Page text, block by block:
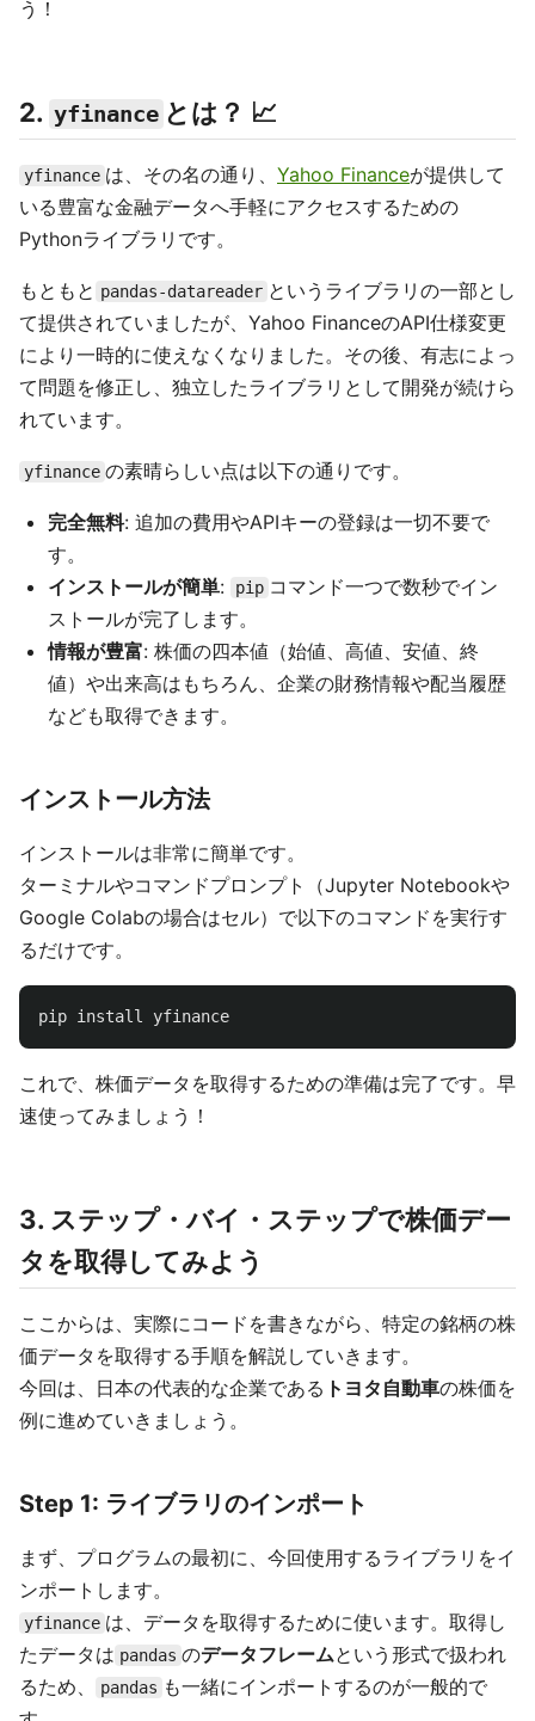
う！
2. yfinance とは？ 📈
yfinance は、その名の通り、 Yahoo Financeが提供して
いる豊富な金融データへ手軽にアクセスするための
Pythonライブラリです。
もともと pandas-datareader というライブラリの一部とし
て提供されていましたが、Yahoo FinanceのAPI仕様変更
により一時的に使えなくなりました。その後、有志によっ
て問題を修正し、独立したライブラリとして開発が続けら
れています。
yfinance の素晴らしい点は以下の通りです。
完全無料: 追加の費用やAPIキーの登録は一切不要で
す。
インストールが簡単: pip コマンド一つで数秒でイン
ストールが完了します。
情報が豊富: 株価の四本値（始値、高値、安値、終
値）や出来高はもちろん、企業の財務情報や配当履歴
なども取得できます。
インストール方法
インストールは非常に簡単です。
ターミナルやコマンドプロンプト（Jupyter Notebookや
Google Colabの場合はセル）で以下のコマンドを実行す
るだけです。
pip install yfinance
これで、株価データを取得するための準備は完了です。早
速使ってみましょう！
3. ステップ・バイ・ステップで株価デー
タを取得してみよう
ここからは、実際にコードを書きながら、特定の銘柄の株
価データを取得する手順を解説していきます。
今回は、日本の代表的な企業である トヨタ自動車の株価を
例に進めていきましょう。
Step 1: ライブラリのインポート
まず、プログラムの最初に、今回使用するライブラリをイ
ンポートします。
yfinance は、データを取得するために使います。取得し
たデータは pandas のデータフレームという形式で扱われ
るため、
pandas も一緒にインポートするのが一般的で